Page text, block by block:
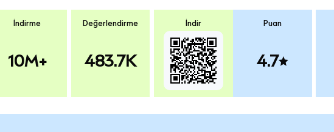
İndirme
10M+
Değerlendirme
483.7K
İndir Puan
4.7